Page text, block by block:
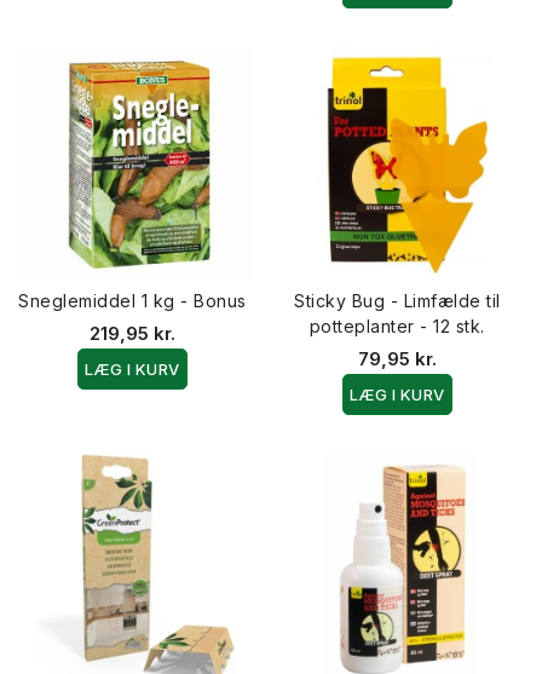
Sneglemiddel 1 kg - Bonus
219,95 kr.
LÆG I KURV
Sticky Bug - Limfælde til
potteplanter - 12 stk.
79,95 kr.
LÆG I KURV